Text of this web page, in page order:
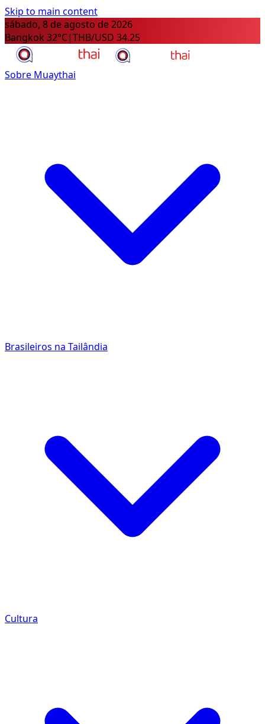
Skip to main content
sábado, 8 de agosto de 2026
Bangkok 32°C|THB/USD 34.25
Sobre Muaythai
Brasileiros na Tailândia
Cultura